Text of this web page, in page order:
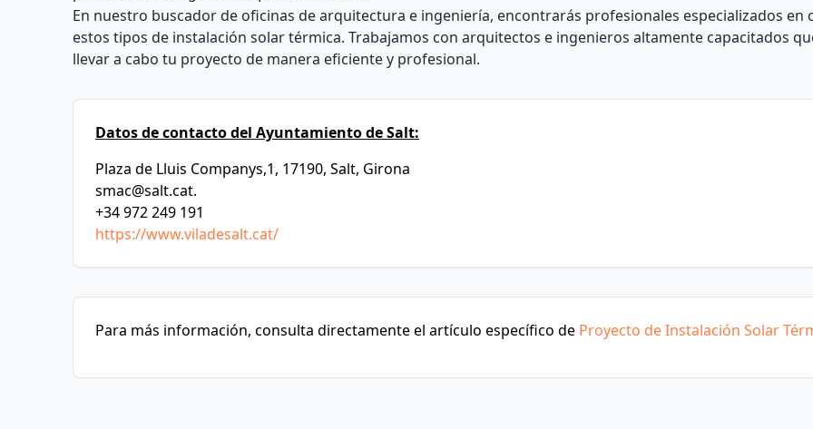
En nuestro buscador de oficinas de arquitectura e ingeniería, encontrarás profesionales especializados en
estos tipos de instalación solar térmica. Trabajamos con arquitectos e ingenieros altamente capacitados
llevar a cabo tu proyecto de manera eficiente y profesional.
Datos de contacto del Ayuntamiento de Salt:
Plaza de Lluis Companys,1, 17190, Salt, Girona
smac@salt.cat.
+34 972 249 191
https://www.viladesalt.cat/
Para más información, consulta directamente el artículo específico de Proyecto de Instalación Solar